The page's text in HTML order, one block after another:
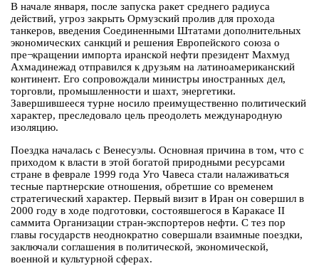
В начале января, после запуска ракет среднего радиуса
действий, угроз закрыть Ормузский пролив для прохода
танкеров, введения Соединенными Штатами дополнительных
экономических санкций и решения Европейского союза о
пре¬кращении импорта иранской нефти президент Махмуд
Ахмадинежад отправился к друзьям на латиноамериканский
континент. Его сопровождали министры иностранных дел,
торговли, промышленности и шахт, энергетики.
Завершившееся турне носило преимущественно политический
характер, преследовало цель преодолеть международную
изоляцию.
Поездка началась с Венесуэлы. Основная причина в том, что с
приходом к власти в этой богатой природными ресурсами
стране в феврале 1999 года Уго Чавеса стали налаживаться
тесные партнерские отношения, обретшие со временем
стратегический характер. Первый визит в Иран он совершил в
2000 году в ходе подготовки, состоявшегося в Каракасе II
саммита Организации стран-экспортеров нефти. С тез пор
главы государств неоднократно совершали взаимные поездки,
заключали соглашения в политической, экономической,
военной и культурной сферах.